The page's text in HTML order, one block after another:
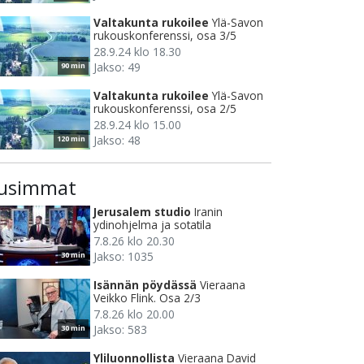
90 min
Valtakunta rukoilee Ylä-Savon
rukouskonferenssi, osa 3/5
28.9.24 klo 18.30
Jakso: 49
120 min
Valtakunta rukoilee Ylä-Savon
rukouskonferenssi, osa 2/5
28.9.24 klo 15.00
Jakso: 48
30 min
Jerusalem studio Iranin
ydinohjelma ja sotatila
7.8.26 klo 20.30
Jakso: 1035
30 min
Isännän pöydässä Vieraana
Veikko Flink. Osa 2/3
7.8.26 klo 20.00
Jakso: 583
Yliluonnollista Vieraana David